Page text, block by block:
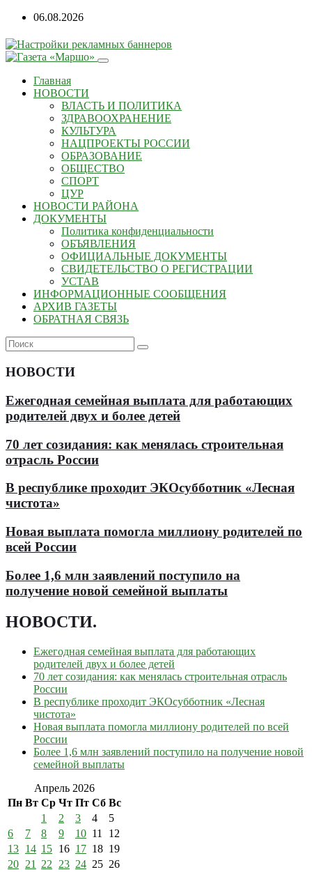
Перейти
содержанию
06.08.2026
Главная
НОВОСТИ
ВЛАСТЬ И ПОЛИТИКА
ЗДРАВООХРАНЕНИЕ
КУЛЬТУРА
НАЦПРОЕКТЫ РОССИИ
ОБРАЗОВАНИЕ
ОБЩЕСТВО
СПОРТ
ЦУР
НОВОСТИ РАЙОНА
ДОКУМЕНТЫ
Политика конфиденциальности
ОБЪЯВЛЕНИЯ
ОФИЦИАЛЬНЫЕ ДОКУМЕНТЫ
СВИДЕТЕЛЬСТВО О РЕГИСТРАЦИИ
УСТАВ
ИНФОРМАЦИОННЫЕ СООБЩЕНИЯ
АРХИВ ГАЗЕТЫ
ОБРАТНАЯ СВЯЗЬ
НОВОСТИ
Ежегодная семейная выплата для работающих
родителей двух и более детей
70 лет созидания: как менялась строительная
отрасль России
В республике проходит ЭКОсубботник «Лесная
чистота»
Новая выплата помогла миллиону родителей по
всей России
Более 1,6 млн заявлений поступило на
получение новой семейной выплаты
НОВОСТИ.
Ежегодная семейная выплата для работающих
родителей двух и более детей
70 лет созидания: как менялась строительная отрасль
России
В республике проходит ЭКОсубботник «Лесная
чистота»
Новая выплата помогла миллиону родителей по всей
России
Более 1,6 млн заявлений поступило на получение новой
семейной выплаты
Апрель 2026
Пн Вт Ср Чт Пт Сб Вс
1
2 3 4
5
6
7 8 9 10 11
12
13 14 15 16 17 18 19
20 21 22 23 24 25 26